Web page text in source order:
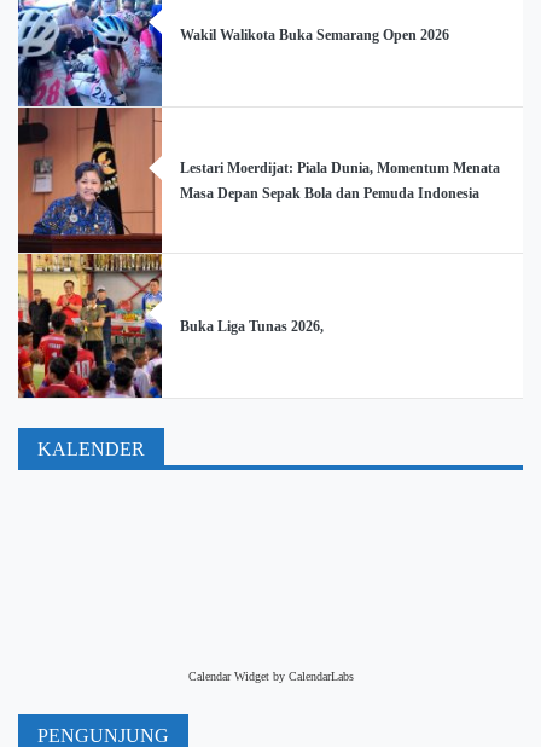
Wakil Walikota Buka Semarang Open 2026
Lestari Moerdijat: Piala Dunia, Momentum Menata
Masa Depan Sepak Bola dan Pemuda Indonesia
Buka Liga Tunas 2026,
KALENDER
Calendar Widget by CalendarLabs
PENGUNJUNG